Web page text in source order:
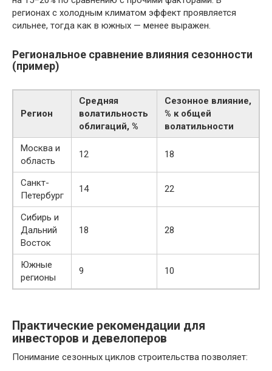
регионах с холодным климатом эффект проявляется
сильнее, тогда как в южных — менее выражен.
Региональное сравнение влияния сезонности
(пример)
Регион
Средняя
волатильность
облигаций, %
Сезонное влияние,
% к общей
волатильности
Москва и
область
12 18
Санкт-
Петербург
14 22
Сибирь и
Дальний
Восток
18 28
Южные
регионы
9 10
Практические рекомендации для
инвесторов и девелоперов
Понимание сезонных циклов строительства позволяет: